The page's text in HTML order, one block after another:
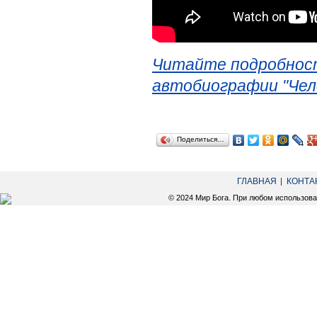
Читайте
автобиографии
Поделиться…
ГЛАВНАЯ
© 2024 Мир Бога. При любом